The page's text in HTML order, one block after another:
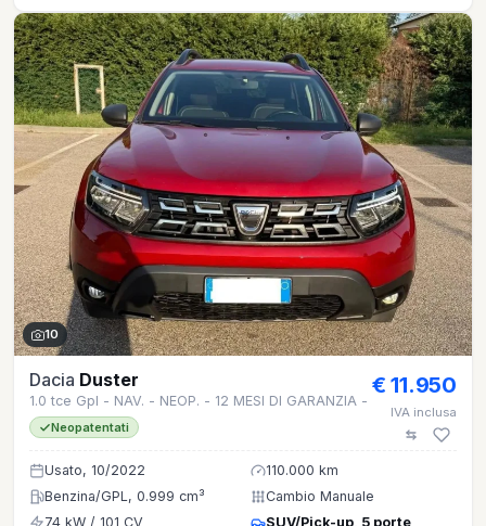
10
Dacia Duster
1.0 tce Gpl - NAV. - NEOP. - 12 MESI DI GARANZIA -
Neopatentati
€ 11.950
IVA inclusa
Usato, 10/2022
110.000 km
Benzina/GPL, 0.999 cm³
Cambio Manuale
74 kW / 101 CV
SUV/Pick-up, 5 porte